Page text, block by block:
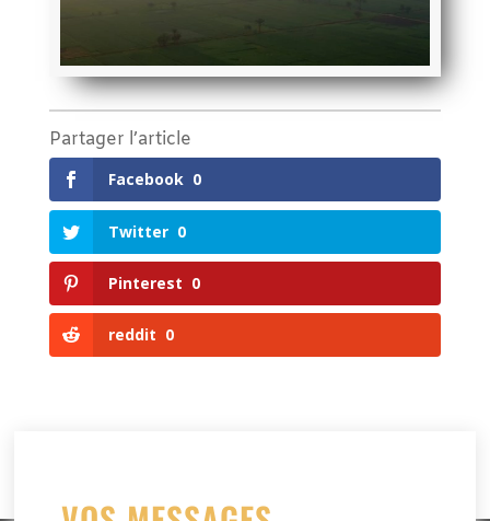
Partager l’article
Facebook 0
Twitter 0
Pinterest 0
reddit 0